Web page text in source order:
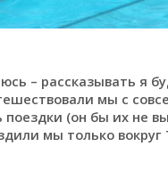
– рассказывать я
мы с
поездки (он бы их не
мы только